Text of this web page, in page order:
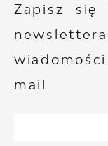
Zapisz się
mail